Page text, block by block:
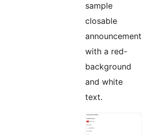
sample
closable
announcement
with a red-
background
and white
text.